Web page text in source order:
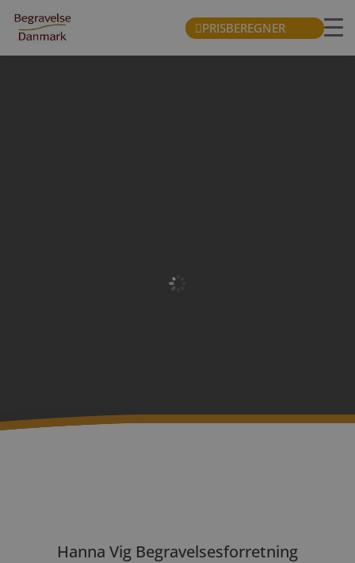
PRISBEREGNER
Hanna Vig Begravelsesforretning